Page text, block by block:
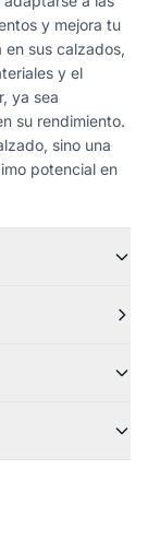
y mejora tu
sus calzados,
y el
ya sea
su rendimiento.
sino una
potencial en